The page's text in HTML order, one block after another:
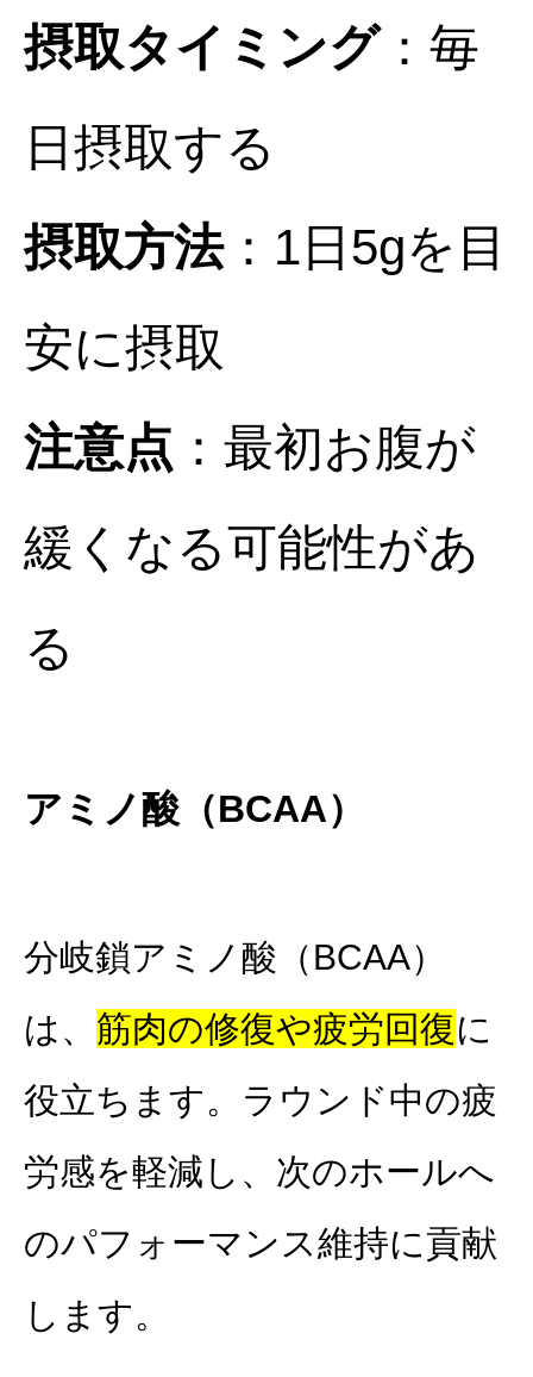
摂取タイミング：毎
日摂取する
摂取方法：1日5gを目
安に摂取
注意点 ：最初お腹が
緩くなる可能性があ
る
アミノ酸（BCAA）
分岐鎖アミノ酸（BCAA）
は、 筋肉の修復や疲労回復に
役立ちます。ラウンド中の疲
労感を軽減し、次のホールへ
のパフォーマンス維持に貢献
します。